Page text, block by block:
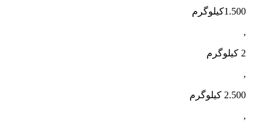
1.500کیلوگرم
,
2 کیلوگرم
,
2.500 کیلوگرم
,